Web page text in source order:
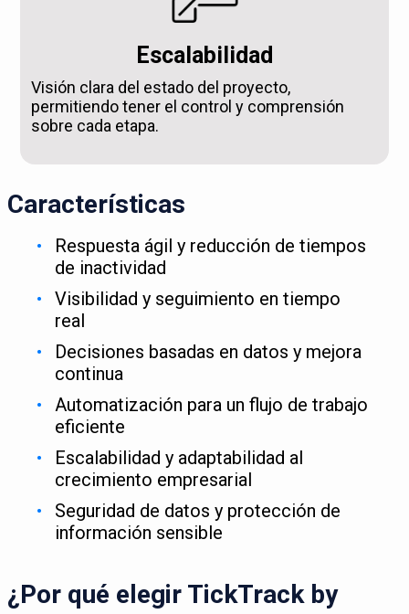
Escalabilidad
Visión clara del estado del proyecto,
permitiendo tener el control y comprensión
sobre cada etapa.
Características
Respuesta ágil y reducción de tiempos
de inactividad
Visibilidad y seguimiento en tiempo
real
Decisiones basadas en datos y mejora
continua
Automatización para un flujo de trabajo
eficiente
Escalabilidad y adaptabilidad al
crecimiento empresarial
Seguridad de datos y protección de
información sensible
¿Por qué elegir TickTrack by